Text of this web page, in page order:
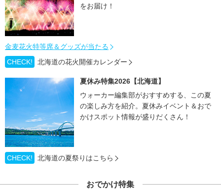
をお届け！
金麦花火特等席＆グッズが当たる
CHECK!
北海道の花火開催カレンダー
夏休み特集2026【北海道】
ウォーカー編集部がおすすめする、この夏
の楽しみ方を紹介。夏休みイベント＆おで
かけスポット情報が盛りだくさん！
CHECK! 北海道の夏祭りはこちら
おでかけ特集